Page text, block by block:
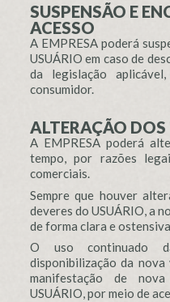
SUSPENSÃO E
ACESSO
A EMPRESA poderá
USUÁRIO em caso de
da legislação
consumidor.
ALTERAÇÃO DOS
A EMPRESA poderá
tempo, por razões
comerciais.
Sempre que houver
deveres do USUÁRIO, a
de forma clara e
O uso continuado
disponibilização da
manifestação de
USUÁRIO, por meio de